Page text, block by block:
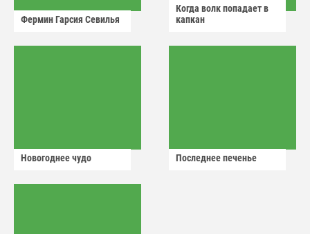
Фермин Гарсия Севилья
Когда волк попадает в
капкан
Новогоднее чудо Последнее печенье